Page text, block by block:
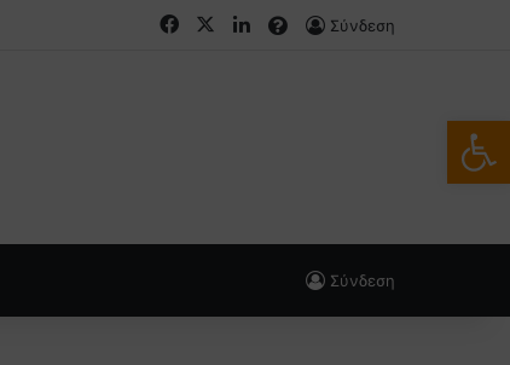
FacebookLinkedIn
FAQsΣύνδεση
Σύνδεση